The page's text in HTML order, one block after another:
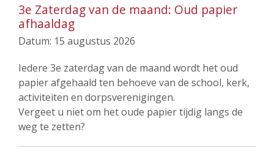
3e Zaterdag van de maand: Oud papier
afhaaldag
Datum: 15 augustus 2026
Iedere 3e zaterdag van de maand wordt het oud
papier afgehaald ten behoeve van de school, kerk,
activiteiten en dorpsverenigingen.
Vergeet u niet om het oude papier tijdig langs de
weg te zetten?